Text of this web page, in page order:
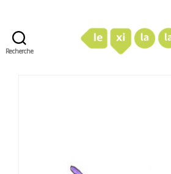
Recherche